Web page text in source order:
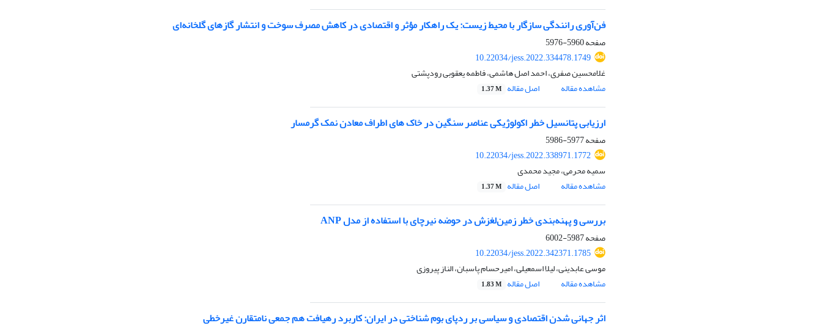
فن‌آوری رانندگی سازگار با محیط زیست: یک راهکار مؤثر و اقتصادی در کاهش مصرف سوخت و انتشار گازهای گلخانه‌ای
صفحه5960-5976
10.22034/jess.2022.334478.1749
غلامحسین صفری، احمد اصل هاشمی، فاطمه یعقوبی رودپشتی
مشاهده مقاله
اصل مقاله 1.37 M
ارزیابی پتانسیل خطر اکولوژیکی عناصر سنگین در خاک های اطراف معادن نمک گرمسار
صفحه5977-5986
10.22034/jess.2022.338971.1772
سمیه محرمی، مجید محمدی
مشاهده مقاله
اصل مقاله 1.37 M
بررسی و پهنه‌بندی خطر زمین‌لغزش در حوضه نیرچای با استفاده از مدل ANP
صفحه5987-6002
10.22034/jess.2022.342371.1785
موسی عابدینی، لیلا اسمعیلی، امیرحسام پاسبان، الناز پیروزی
مشاهده مقاله
اصل مقاله 1.83 M
اثر جهانی شدن اقتصادی‎ ‎و سیاسی بر ردپای بوم شناختی در ایران: کاربرد رهیافت ‏هم جمعی نامتقارن غیرخطی‎ ‎